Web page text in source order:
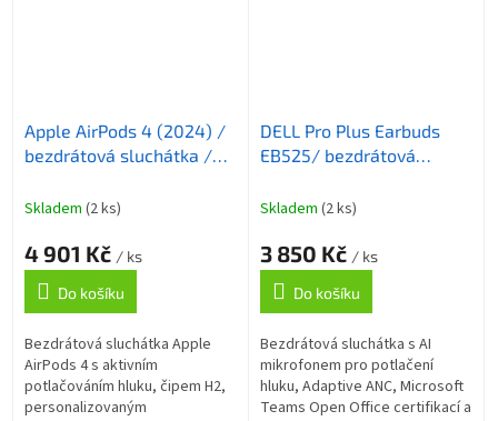
Apple AirPods 4 (2024) /
bezdrátová sluchátka /
potlačováním hluku
Skladem (2 ks)
4 901 Kč / ks
Do košíku
Bezdrátová sluchátka Apple
AirPods 4 s aktivním
potlačováním hluku, čipem H2,
personalizovaným
DELL Pro Plus Earbuds
EB525/ bezdrátová
černá
Skladem (2 ks)
3 850 Kč / ks
Do košíku
Bezdrátová sluchátka s AI
mikrofonem pro potlačení
hluku, Adaptive ANC, Microsoft
Teams Open Office certifikací a